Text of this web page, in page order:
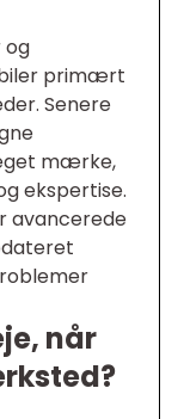
og
biler primært
Senere
mærke,
ekspertise.
avancerede
når